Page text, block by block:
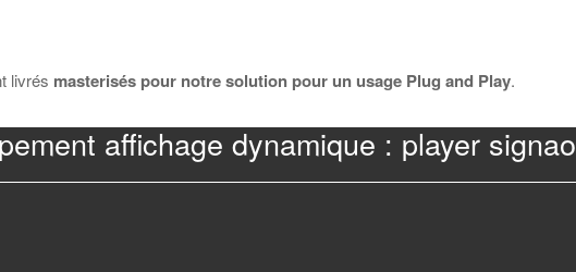
livrés masterisés pour notre solution pour un usage Plug and Play.
affichage dynamique : player signao